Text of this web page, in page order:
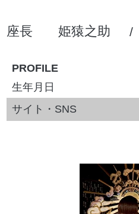
座長 姫猿之助
PROFILE
生年月日
サイト・SNS